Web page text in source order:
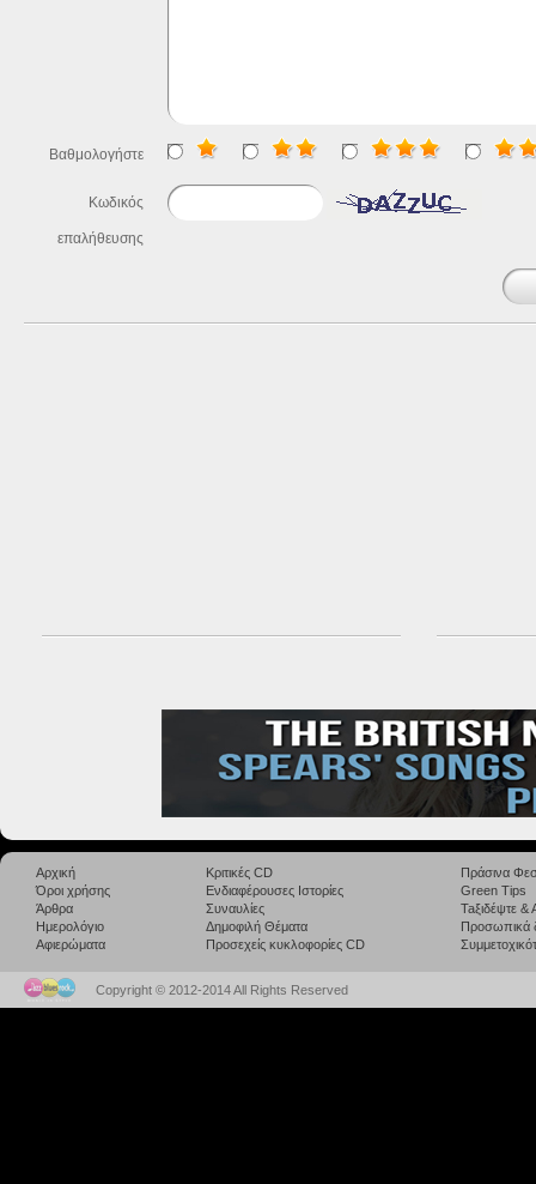
Βαθμολογήστε
Κωδικός
επαλήθευσης
Αρχική
Όροι χρήσης
Άρθρα
Ημερολόγιο
Αφιερώματα
Κριτικές CD
Ενδιαφέρουσες Ιστορίες
Συναυλίες
Δημοφιλή Θέματα
Προσεχείς κυκλοφορίες CD
Πράσινα
Green Tips
Taξιδέψτε
Προσωπικά
Copyright © 2012-2014 All Rights Reserved